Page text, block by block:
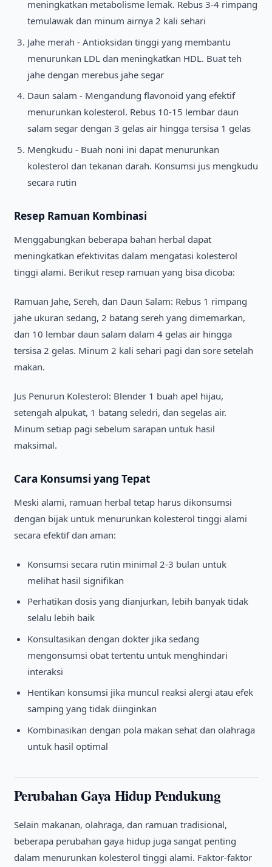
meningkatkan metabolisme lemak. Rebus 3-4 rimpang
temulawak dan minum airnya 2 kali sehari
Jahe merah - Antioksidan tinggi yang membantu
menurunkan LDL dan meningkatkan HDL. Buat teh
jahe dengan merebus jahe segar
Daun salam - Mengandung flavonoid yang efektif
menurunkan kolesterol. Rebus 10-15 lembar daun
salam segar dengan 3 gelas air hingga tersisa 1 gelas
Mengkudu - Buah noni ini dapat menurunkan
kolesterol dan tekanan darah. Konsumsi jus mengkudu
secara rutin
Resep Ramuan Kombinasi
Menggabungkan beberapa bahan herbal dapat
meningkatkan efektivitas dalam mengatasi kolesterol
tinggi alami. Berikut resep ramuan yang bisa dicoba:
Ramuan Jahe, Sereh, dan Daun Salam: Rebus 1 rimpang
jahe ukuran sedang, 2 batang sereh yang dimemarkan,
dan 10 lembar daun salam dalam 4 gelas air hingga
tersisa 2 gelas. Minum 2 kali sehari pagi dan sore setelah
makan.
Jus Penurun Kolesterol: Blender 1 buah apel hijau,
setengah alpukat, 1 batang seledri, dan segelas air.
Minum setiap pagi sebelum sarapan untuk hasil
maksimal.
Cara Konsumsi yang Tepat
Meski alami, ramuan herbal tetap harus dikonsumsi
dengan bijak untuk menurunkan kolesterol tinggi alami
secara efektif dan aman:
Konsumsi secara rutin minimal 2-3 bulan untuk
melihat hasil signifikan
Perhatikan dosis yang dianjurkan, lebih banyak tidak
selalu lebih baik
Konsultasikan dengan dokter jika sedang
mengonsumsi obat tertentu untuk menghindari
interaksi
Hentikan konsumsi jika muncul reaksi alergi atau efek
samping yang tidak diinginkan
Kombinasikan dengan pola makan sehat dan olahraga
untuk hasil optimal
Perubahan Gaya Hidup Pendukung
Selain makanan, olahraga, dan ramuan tradisional,
beberapa perubahan gaya hidup juga sangat penting
dalam menurunkan kolesterol tinggi alami. Faktor-faktor